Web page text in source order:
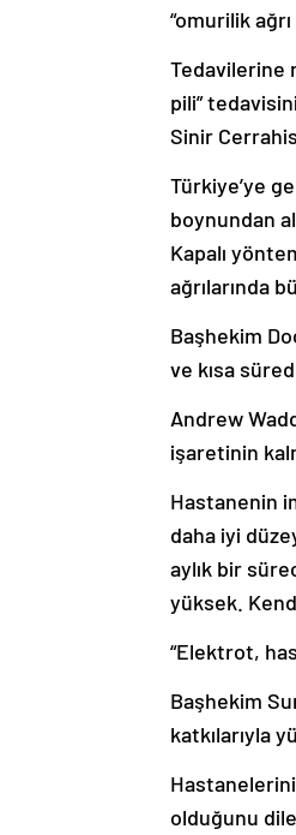
“omurilik
Tedavilerine
pili”
Sinir
Türkiye’ye
boynundan
Kapalı
ağrılarında
Başhekim
ve kısa
Andrew
işaretinin
Hastanenin
daha iyi
aylık bir
yüksek.
“Elektrot,
Başhekim
katkılarıyla
olduğunu